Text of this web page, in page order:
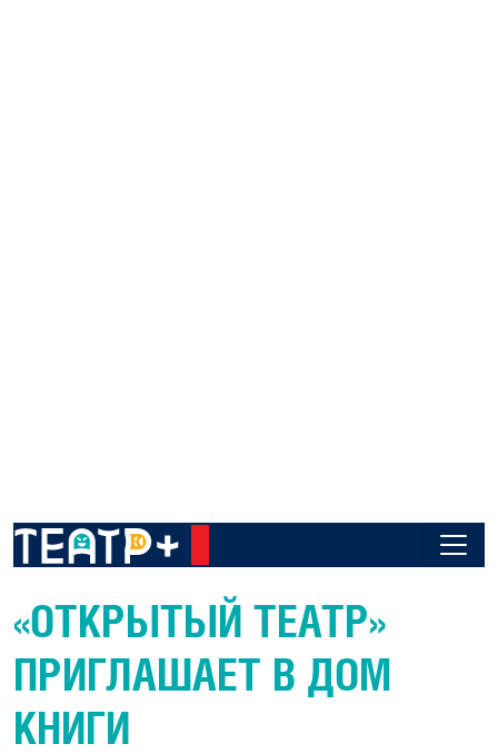
«ОТКРЫТЫЙ ТЕАТР»
ПРИГЛАШАЕТ В ДОМ
КНИГИ